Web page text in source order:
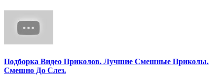
Подборка Видео Приколов. Лучшие Смешные Приколы.
Смешно До Слез.